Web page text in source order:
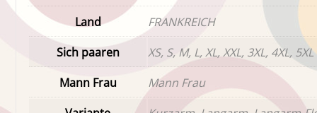
Land
FRANKREICH
Sich paaren
XS, S, M, L, XL, XXL, 3XL, 4XL, 5XL
Mann Frau
Mann Frau